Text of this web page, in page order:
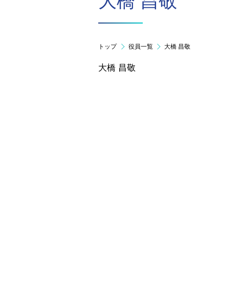
トップ 役員一覧 大橋 昌敬
大橋 昌敬